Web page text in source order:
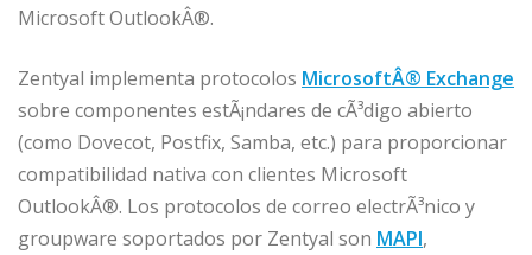
Microsoft OutlookÂ®.
Zentyal implementa protocolos MicrosoftÂ® Exchange
sobre componentes estÃ¡ndares de cÃ³digo abierto
(como Dovecot, Postfix, Samba, etc.) para proporcionar
compatibilidad nativa con clientes Microsoft
OutlookÂ®. Los protocolos de correo electrÃ³nico y
groupware soportados por Zentyal son MAPI,